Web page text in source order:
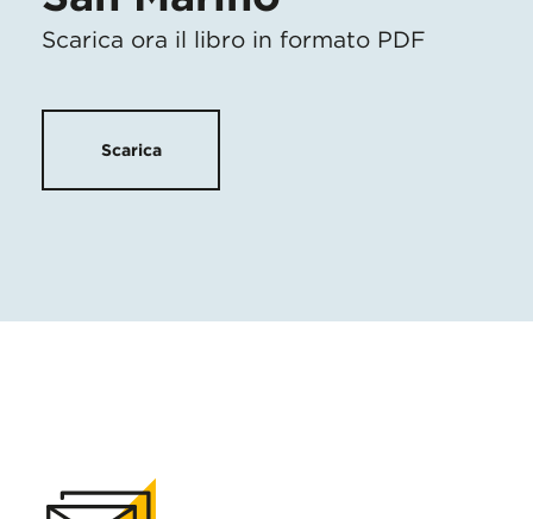
Scarica ora il libro in formato PDF
Scarica